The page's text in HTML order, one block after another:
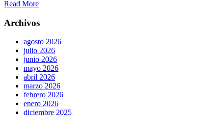
Read More
Archivos
agosto 2026
julio 2026
junio 2026
mayo 2026
abril 2026
marzo 2026
febrero 2026
enero 2026
diciembre 2025